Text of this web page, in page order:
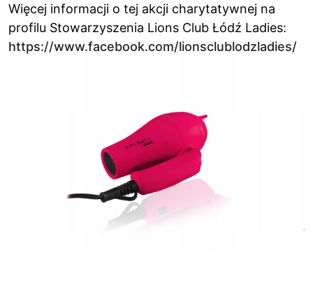
Więcej informacji o tej akcji charytatywnej na
profilu Stowarzyszenia Lions Club Łódź Ladies:
https://www.facebook.com/lionsclublodzladies/